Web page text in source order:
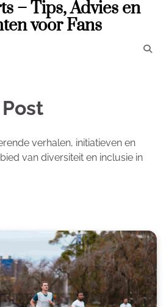
– Tips, Advies en
voor Fans
Post
verhalen, initiatieven en
van diversiteit en inclusie in